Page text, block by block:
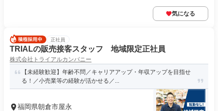
気になる
正社員
TRIALの販売接客スタッフ 地域限定正社員
株式会社トライアルカンパニー
【未経験歓迎】年齢不問／キャリアアップ・年収アップを目指せ
る！／小売業等の経験が活かせる／...
福岡県朝倉市屋永